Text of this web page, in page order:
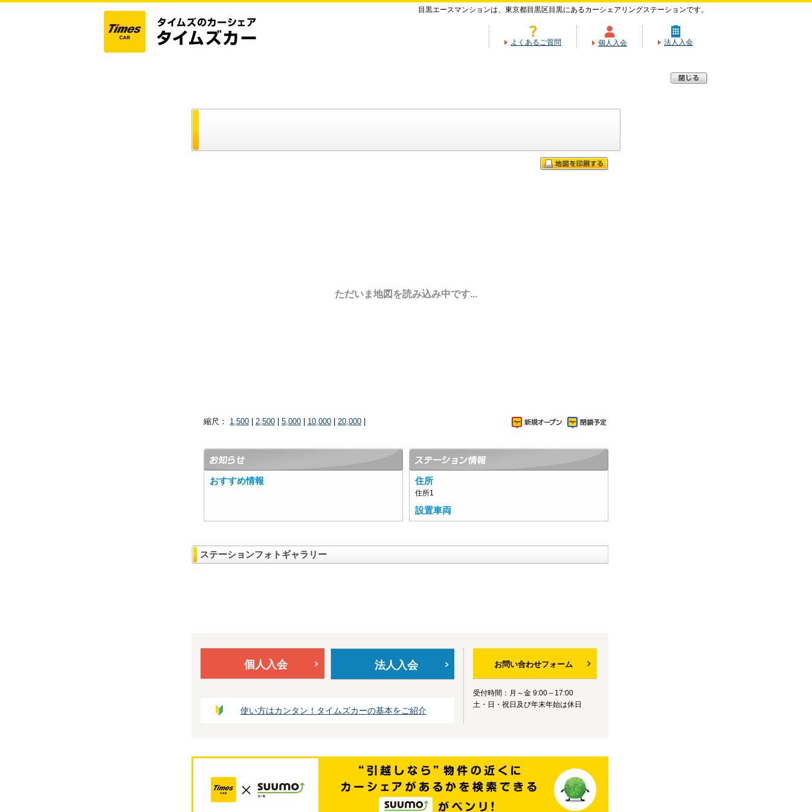
目黒エースマンションは、東京都目黒区目黒にあるカーシェアリングステーションです。
よくあるご質問 個人入会 法人入会
ただいま地図を読み込み中です...
縮尺： 1,500 2,500 5,000 10,000 20,000
おすすめ情報 住所
住所1
設置車両
ステーションフォトギャラリー
個人入会 法人入会
使い方はカンタン！タイムズカーの基本をご紹介
お問い合わせフォーム
受付時間：月～金 9:00～17:00
土・日・祝日及び年末年始は休日